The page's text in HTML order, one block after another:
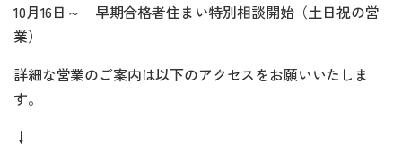
10月16日～ 早期合格者住まい特別相談開始（土日祝の営
業）
詳細な営業のご案内は以下のアクセスをお願いいたしま
す。
↓